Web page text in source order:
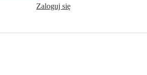
Zaloguj się